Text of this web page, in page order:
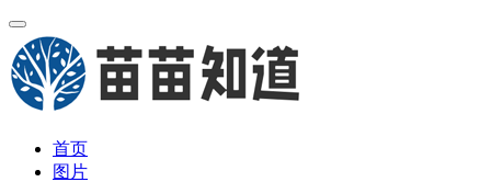
首页
图片